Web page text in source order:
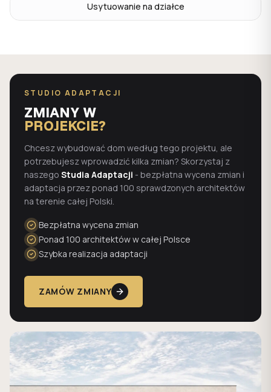
Usytuowanie na działce
STUDIO ADAPTACJI
ZMIANY W
PROJEKCIE?
Chcesz wybudować dom według tego projektu, ale
potrzebujesz wprowadzić kilka zmian? Skorzystaj z
naszego Studia Adaptacji - bezpłatna wycena zmian i
adaptacja przez ponad 100 sprawdzonych architektów
na terenie całej Polski.
Bezpłatna wycena zmian
Ponad 100 architektów w całej Polsce
Szybka realizacja adaptacji
ZAMÓW ZMIANY